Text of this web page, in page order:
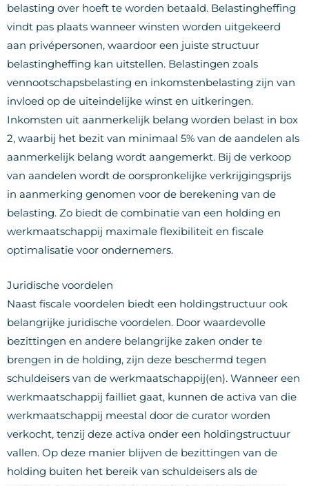
belasting over hoeft te worden betaald. Belastingheffing
vindt pas plaats wanneer winsten worden uitgekeerd
aan privépersonen, waardoor een juiste structuur
belastingheffing kan uitstellen. Belastingen zoals
vennootschapsbelasting en inkomstenbelasting zijn van
invloed op de uiteindelijke winst en uitkeringen.
Inkomsten uit aanmerkelijk belang worden belast in box
2, waarbij het bezit van minimaal 5% van de aandelen als
aanmerkelijk belang wordt aangemerkt. Bij de verkoop
van aandelen wordt de oorspronkelijke verkrijgingsprijs
in aanmerking genomen voor de berekening van de
belasting. Zo biedt de combinatie van een holding en
werkmaatschappij maximale flexibiliteit en fiscale
optimalisatie voor ondernemers.
Juridische voordelen
Naast fiscale voordelen biedt een holdingstructuur ook
belangrijke juridische voordelen. Door waardevolle
bezittingen en andere belangrijke zaken onder te
brengen in de holding, zijn deze beschermd tegen
schuldeisers van de werkmaatschappij(en). Wanneer een
werkmaatschappij failliet gaat, kunnen de activa van die
werkmaatschappij meestal door de curator worden
verkocht, tenzij deze activa onder een holdingstructuur
vallen. Op deze manier blijven de bezittingen van de
holding buiten het bereik van schuldeisers als de